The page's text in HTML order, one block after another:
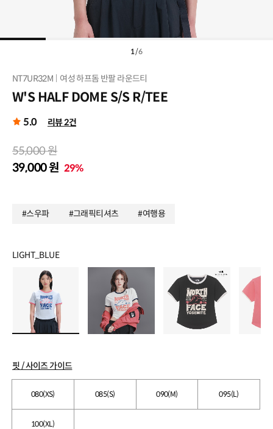
1/6
NT7UR32M 여성 하프돔 반팔 라운드티
W'S HALF DOME S/S R/TEE
5.0 리뷰 2건
#스우파 #그래픽티셔츠 #여행용
55,000 원
39,000 원 29%
LIGHT_BLUE
핏 / 사이즈 가이드
080(XS) 085(S) 090(M) 095(L)
100(XL)